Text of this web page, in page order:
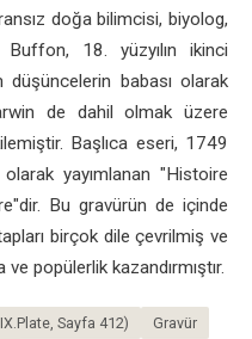
doğa bilimcisi, biyolog,
18. yüzyılın ikinci
düşüncelerin babası olarak
de dahil olmak üzere
Başlıca eseri, 1749
yayımlanan "Histoire
Bu gravürün de içinde
birçok dile çevrilmiş ve
popülerlik kazandırmıştır.
Sayfa 412)
Gravür